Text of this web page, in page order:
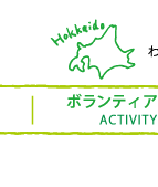
ボラベーション研